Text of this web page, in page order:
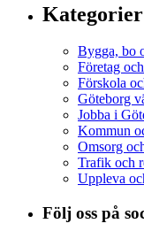
Kategorier
Bygga, bo
Företag
Förskola
Göteborg
Jobba i
Kommun
Omsorg
Trafik och
Uppleva
Följ oss på